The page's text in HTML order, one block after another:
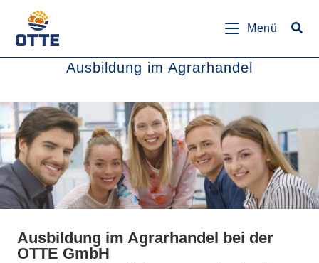
springen
Menü
Ausbildung im Agrarhandel
Ausbildung im Agrarhandel bei der
OTTE GmbH